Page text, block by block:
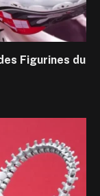
Figurines du